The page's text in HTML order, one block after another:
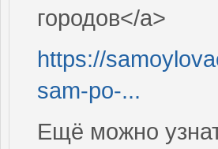
городов</a>
https://
sam-po-...
Ещё можно